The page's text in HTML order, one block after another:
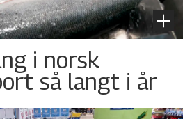
i norsk
så langt i år